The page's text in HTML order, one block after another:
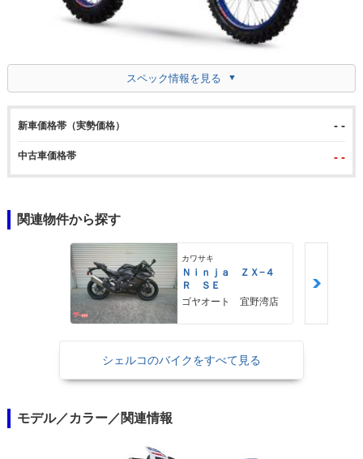
スペック情報を見る
新車価格帯（実勢価格） - -
中古車価格帯 - -
関連物件から探す
カワサキ
Ｎｉｎｊａ ＺＸ−４
Ｒ ＳＥ
ゴヤオート 宜野湾店
シェルコのバイクをすべて見る
モデル／カラー／関連情報